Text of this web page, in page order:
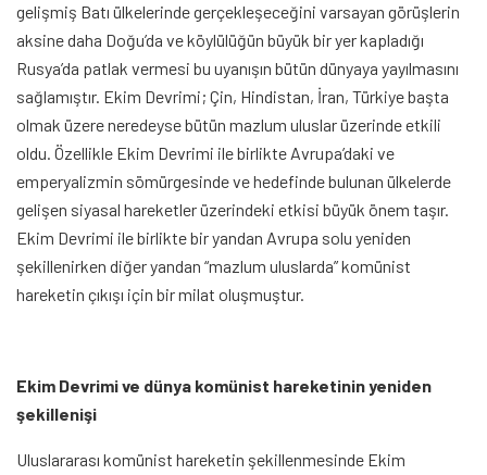
gelişmiş Batı ülkelerinde gerçekleşeceğini varsayan görüşlerin
aksine daha Doğu’da ve köylülüğün büyük bir yer kapladığı
Rusya’da patlak vermesi bu uyanışın bütün dünyaya yayılmasını
sağlamıştır. Ekim Devrimi; Çin, Hindistan, İran, Türkiye başta
olmak üzere neredeyse bütün mazlum uluslar üzerinde etkili
oldu. Özellikle Ekim Devrimi ile birlikte Avrupa’daki ve
emperyalizmin sömürgesinde ve hedefinde bulunan ülkelerde
gelişen siyasal hareketler üzerindeki etkisi büyük önem taşır.
Ekim Devrimi ile birlikte bir yandan Avrupa solu yeniden
şekillenirken diğer yandan “mazlum uluslarda” komünist
hareketin çıkışı için bir milat oluşmuştur.
Ekim Devrimi ve dünya komünist hareketinin yeniden
şekillenişi
Uluslararası komünist hareketin şekillenmesinde Ekim